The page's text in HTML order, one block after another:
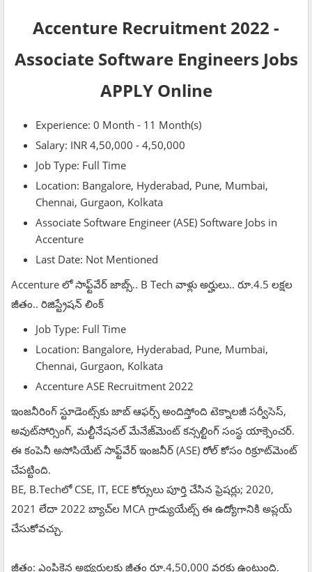
Accenture Recruitment 2022 -
Associate Software Engineers Jobs
APPLY Online
Experience: 0 Month - 11 Month(s)
Salary: INR 4,50,000 - 4,50,000
Job Type: Full Time
Location: Bangalore, Hyderabad, Pune, Mumbai,
Chennai, Gurgaon, Kolkata
Associate Software Engineer (ASE) Software Jobs in
Accenture
Last Date: Not Mentioned
Accenture లో సాఫ్ట్‌వేర్‌ జాబ్స్‌.. B Tech వాళ్లు అర్హులు.. రూ.4.5 లక్షల
జీతం.. రిజిస్ట్రేషన్‌ లింక్‌
Job Type: Full Time
Location: Bangalore, Hyderabad, Pune, Mumbai,
Chennai, Gurgaon, Kolkata
Accenture ASE Recruitment 2022
ఇంజనీరింగ్ స్టూడెంట్స్‌కు జాబ్ ఆఫర్స్ అందిస్తోంది టెక్నాలజీ సర్వీసెస్,
అవుట్‌సోర్సింగ్, మల్టీనేషనల్ మేనేజ్‌మెంట్ కన్సల్టింగ్ సంస్థ యాక్సెంచర్.
ఈ కంపెనీ అసోసియేట్ సాఫ్ట్‌వేర్ ఇంజనీర్ (ASE) రోల్ కోసం రిక్రూట్‌మెంట్
చేపట్టింది.
BE, B.Techలో CSE, IT, ECE కోర్సులు పూర్తి చేసిన ఫ్రెషర్లు; 2020,
2021 లేదా 2022 బ్యాచ్‌ల MCA గ్రాడ్యుయేట్స్ ఈ ఉద్యోగానికి అప్లయ్‌
చేసుకోవచ్చు.
జీతం: ఎంపికైన అభ్యర్థులకు జీతం రూ.4,50,000 వరకు ఉంటుంది.